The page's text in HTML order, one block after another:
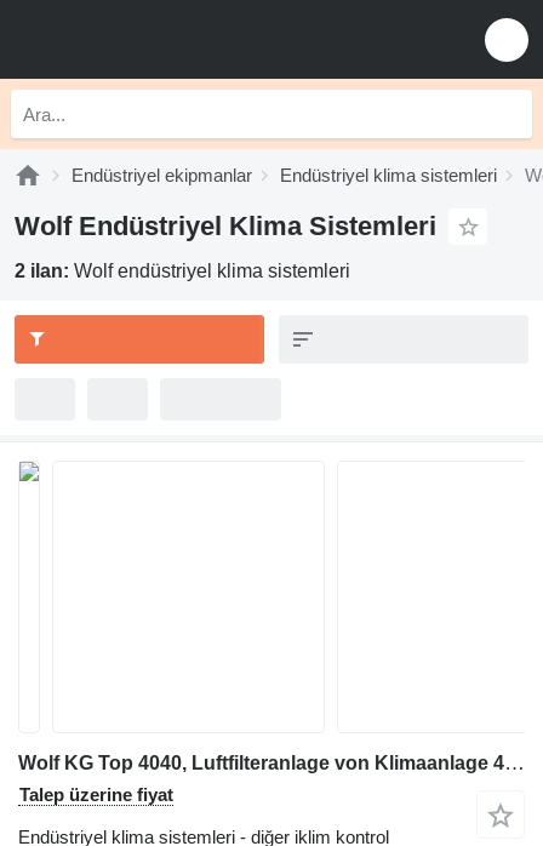
Endüstriyel ekipmanlar Endüstriyel klima sistemleri
Wolf Endüstriyel Klima Sistemleri
2 ilan: Wolf endüstriyel klima sistemleri
Wolf KG Top 4040, Luftfilteranlage von Klimaanlage 47000 m³/h
Talep üzerine fiyat
Endüstriyel klima sistemleri - diğer iklim kontrol